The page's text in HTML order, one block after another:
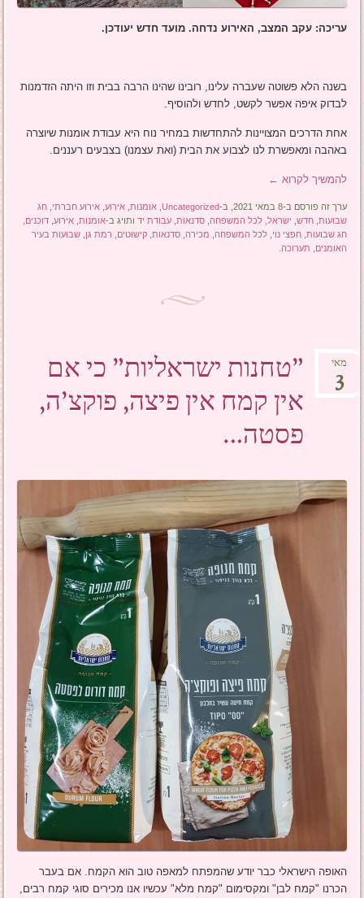
עריכה: עקב המצב, האירוע נדחה. מועד חדש יעודכן.
בשנה הלא פשוטה שעברה עלינו, רובינו שהינו הרבה בבית וזו היתה הזדמנות
לבדוק איפה אפשר לקשט, לחדש ולהוסיף.
אחת הדרכים המצויינות להתחדשות במחיר נוח היא עבודת אומנות שיוצרה
באהבה ומאפשרת לנו לצבוע את הבית (ואת עצמנו) בצבעים רעננים.
להמשיך לקרוא ←
ערך זה פורסם ב-8 במאי 2021, ב- Uncategorized
,אומנות ,אירוע ,אירוע חברתי ,חג
שבועות ,חדש ישראל ,לכל המשפחה ,סדנאות ,עבודת יד ותויג ב-אומנות ,אירוע ,דוכנים
חג שבועות ,חפצי נוי ,לכל המשפחה מכירה ,סדנאות ,קישוטים רמת גן ,שבועות בעיר
האומנים
תערוכה
"טחנות ישראליות" כי אם
אין קמח אין פיצה, פוקצ'ה,
פסטה…
מאי
3
האופה הישראלי כבר יודע שהמפתח למאפה טוב הוא הקמח. אם בעבר
הכרנו "קמח לבן" ומקסימום "קמח מלא" עכשיו אנו מכירים סוגי קמח רבים,